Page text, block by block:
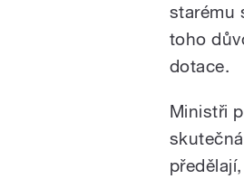
starému
toho
dotace.
Ministři